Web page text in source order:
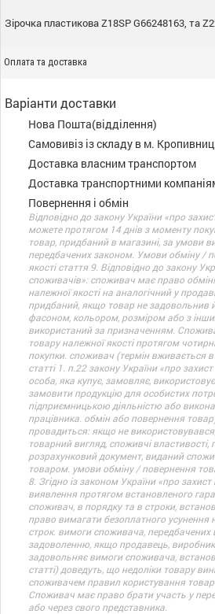
Зірочка пластикова Z18SP G66248163, та
Оплата та доставка
Варіанти доставки
Нова Пошта(відділення)
Самовивіз із складу в м.
Доставка власним транспортом
Доставка транспортними
Повернення і обмін
Відповідно до закону України «про
можете протягом 14 днів з моменту
товар, придбаний в магазині, за умови
передбачених законом. Умови обміну /
якості стаття 9. Відповідно до закону
споживачів»: споживач має право
належної якості на аналогічний у
придбаний, якщо товар не задовольнив
фасоном, кольором, розміром або з
використаний за призначенням.
товару належної якості протягом
покупки. споживач (термін вживається в
статті 1. п.22 закону України «про
особа, яка купує, замовляє,
замовити продукцію для особистих
підприємницькою діяльністю або
працівника. обмін або повернення
провадиться: якщо не
товарний вигляд, споживчі властивості,
розрахунковий документ, виданий
товаром. умови обміну / повернення
8. Згідно із законом України «про
виявлення протягом встановленого
споживач, в порядку та в строки,
право вимагати безоплатного усунення
строк. вимоги споживача, передбачених
задоволенню, якщо продавець,
задовольняє вимоги споживача,
статті) доведуть, що недоліки товару
споживачем правил користування
Споживач має право брати участь у
або через свого представника.